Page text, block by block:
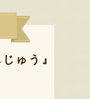
じゅう』